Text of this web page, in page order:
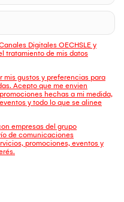
Digitales OECHSLE y
tratamiento de mis datos
mis gustos y preferencias para
Acepto que me envien
hechas a mi medida,
y todo lo que se alinee
empresas del grupo
de comunicaciones
promociones, eventos y